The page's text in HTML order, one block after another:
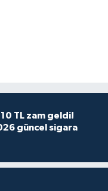
TL zam geldi!
güncel sigara